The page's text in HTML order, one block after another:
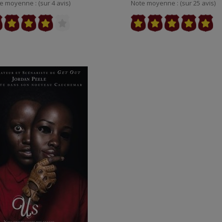
moyenne : (sur 4 avis) Note moyenne : (sur 25 avis)